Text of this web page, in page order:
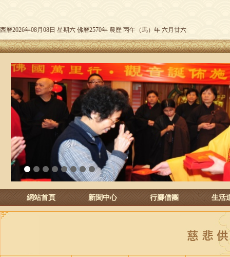
西曆2026年08月08日 星期六 佛曆2570年 農歷 丙午（馬）年 六月廿六
3 4 5 6 7 8
網站首頁 新聞中心 行腳僧團 生活